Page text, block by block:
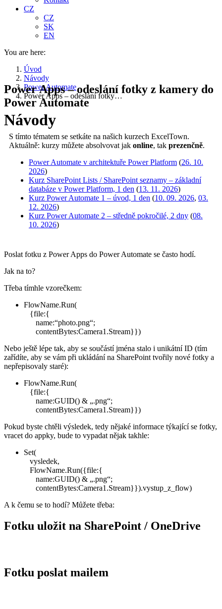
CZ
CZ
SK
EN
You are here:
Úvod
Návody
Power Automate
Power Apps – odeslání fotky…
Návody
Power Apps – odeslání fotky z kamery do
Power Automate
S tímto tématem se setkáte na našich kurzech ExcelTown.
Aktuálně: kurzy můžete absolvovat jak online, tak prezenčně.
Power Automate v architektuře Power Platform (26. 10.
2026)
Kurz SharePoint Lists / SharePoint seznamy – základní
databáze v Power Platform, 1 den (13. 11. 2026)
Kurz Power Automate 1 – úvod, 1 den (10. 09. 2026, 03.
12. 2026)
Kurz Power Automate 2 – středně pokročilé, 2 dny (08.
10. 2026)
Poslat fotku z Power Apps do Power Automate se často hodí.
Jak na to?
Třeba tímhle vzorečkem:
FlowName.Run(
{file:{
name:“photo.png“;
contentBytes:Camera1.Stream}})
Nebo ještě lépe tak, aby se součástí jména stalo i unikátní ID (tím
zařídíte, aby se vám při ukládání na SharePoint tvořily nové fotky a
nepřepisovaly staré):
FlowName.Run(
{file:{
name:GUID() & „.png“;
contentBytes:Camera1.Stream}})
Pokud byste chtěli výsledek, tedy nějaké informace týkající se fotky,
vracet do appky, bude to vypadat nějak takhle:
Set(
vysledek,
FlowName.Run({file:{
name:GUID() & „.png“;
contentBytes:Camera1.Stream}}).vystup_z_flow)
A k čemu se to hodí? Můžete třeba:
Fotku uložit na SharePoint / OneDrive
Fotku poslat mailem